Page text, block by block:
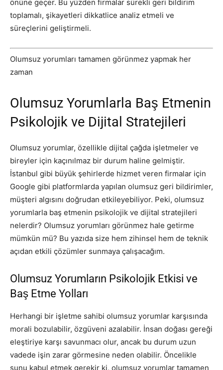
önüne geçer. Bu yüzden firmalar sürekli geri bildirim
toplamalı, şikayetleri dikkatlice analiz etmeli ve
süreçlerini geliştirmeli.
Olumsuz yorumları tamamen görünmez yapmak her
zaman
Olumsuz Yorumlarla Baş Etmenin
Psikolojik ve Dijital Stratejileri
Olumsuz yorumlar, özellikle dijital çağda işletmeler ve
bireyler için kaçınılmaz bir durum haline gelmiştir.
İstanbul gibi büyük şehirlerde hizmet veren firmalar için
Google gibi platformlarda yapılan olumsuz geri bildirimler,
müşteri algısını doğrudan etkileyebiliyor. Peki, olumsuz
yorumlarla baş etmenin psikolojik ve dijital stratejileri
nelerdir? Olumsuz yorumları görünmez hale getirme
mümkün mü? Bu yazıda size hem zihinsel hem de teknik
açıdan etkili çözümler sunmaya çalışacağım.
Olumsuz Yorumların Psikolojik Etkisi ve
Baş Etme Yolları
Herhangi bir işletme sahibi olumsuz yorumlar karşısında
morali bozulabilir, özgüveni azalabilir. İnsan doğası gereği
eleştiriye karşı savunmacı olur, ancak bu durum uzun
vadede işin zarar görmesine neden olabilir. Öncelikle
şunu kabul etmek gerekir ki, olumsuz yorumlar tamamen